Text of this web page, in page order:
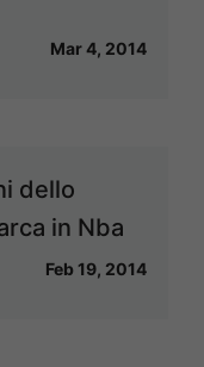
Mar 4, 2014
dello
in Nba
Feb 19, 2014